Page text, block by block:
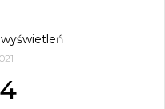
wyświetleń